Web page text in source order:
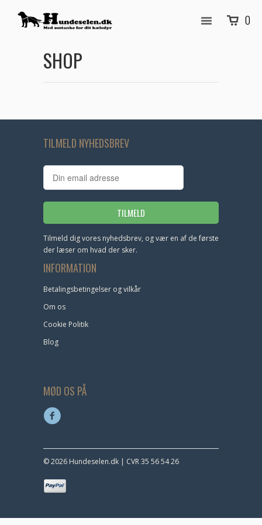
0
SHOP
TILMELD NYHEDSBREV
Tilmeld dig vores nyhedsbrev, og vær en af de første
der læser om hvad der sker.
INFORMATION
Betalingsbetingelser og vilkår
Om os
Cookie Politik
Blog
MØD OS PÅ
© 2026 Hundeselen.dk | CVR 35 56 54 26